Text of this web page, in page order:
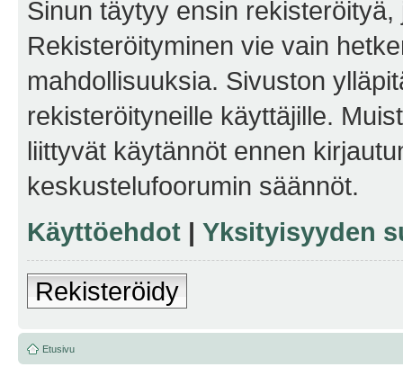
Sinun täytyy ensin
Rekisteröityminen vie vain
mahdollisuuksia. Sivuston
rekisteröityneille käyttäjille.
liittyvät käytännöt ennen
keskustelufoorumin säännöt.
Käyttöehdot | Yksityisyyden
Rekisteröidy
Etusivu